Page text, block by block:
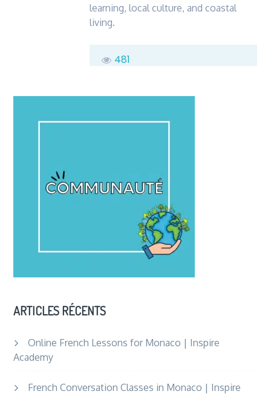
learning, local culture, and coastal
living.
481
ARTICLES RÉCENTS
Online French Lessons for Monaco | Inspire
Academy
French Conversation Classes in Monaco | Inspire